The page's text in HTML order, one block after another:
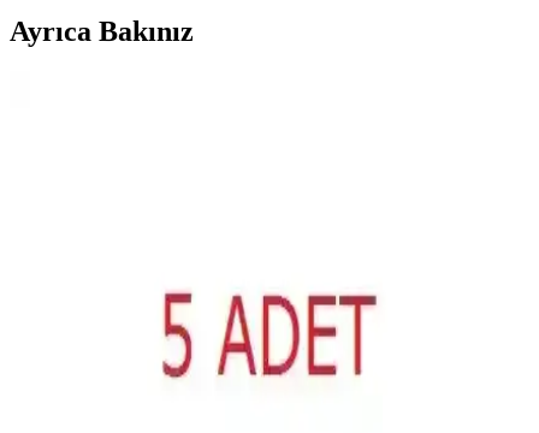
Ayrıca Bakınız
2025'te Evde Parfüm Yapmanın 5 Sırrı: Kendi
Efsane Kokunu Yarat
2025'te evde kendi parfümünü yaparak özgün kokunu yarat. Doğru